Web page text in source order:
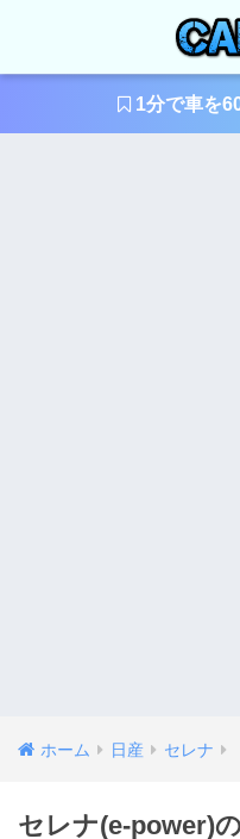
1分で車を
ホーム 日産 セレナ
セレナ(e-power)